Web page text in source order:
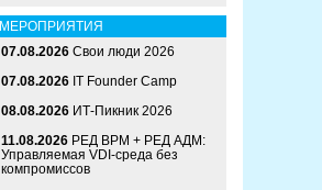
МЕРОПРИЯТИЯ
07.08.2026 Свои люди 2026
07.08.2026 IT Founder Camp
08.08.2026 ИТ-Пикник 2026
11.08.2026 РЕД ВРМ + РЕД АДМ:
Управляемая VDI-среда без
компромиссов